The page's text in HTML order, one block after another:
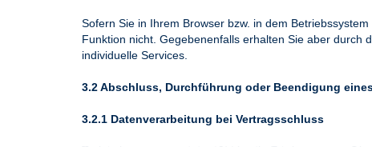
Sofern Sie in Ihrem Browser bzw. in dem
Funktion nicht. Gegebenenfalls erhalten Sie aber durch
individuelle Services.
3.2 Abschluss, Durchführung oder Beendigung
3.2.1 Datenverarbeitung bei Vertragsschluss